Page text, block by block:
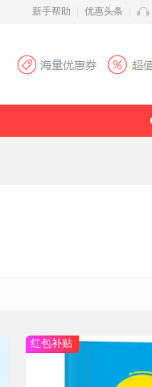
新手帮助 优惠头条
红包补贴